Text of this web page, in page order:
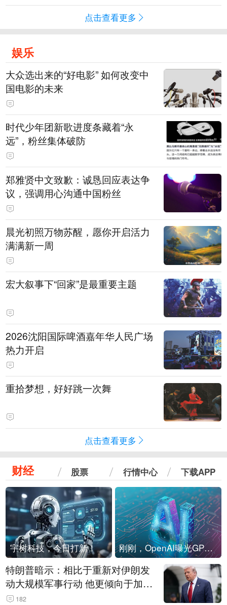
点击查看更多
娱乐
大众选出来的“好电影” 如何改变中
国电影的未来
时代少年团新歌进度条藏着“永
远”，粉丝集体破防
郑雅贤中文致歉：诚恳回应表达争
议，强调用心沟通中国粉丝
晨光初照万物苏醒，愿你开启活力
满满新一周
宏大叙事下“回家”是最重要主题
2026沈阳国际啤酒嘉年华人民广场
热力开启
重拾梦想，好好跳一次舞
点击查看更多
财经 股票 行情中心 下载APP
宇树科技，今日打新！ 刚刚，OpenAI曝光GPT-6！传10万亿参数，8月强行发布
特朗普暗示：相比于重新对伊朗发
动大规模军事行动 他更倾向于加大
经济施压
182